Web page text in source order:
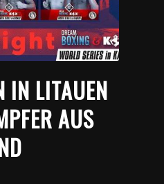
IN LITAUEN
AUS